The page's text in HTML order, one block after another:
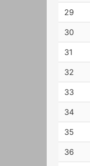
29
30
31
32
33
34
35
36